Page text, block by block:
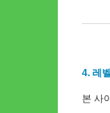
4. 레
본 사